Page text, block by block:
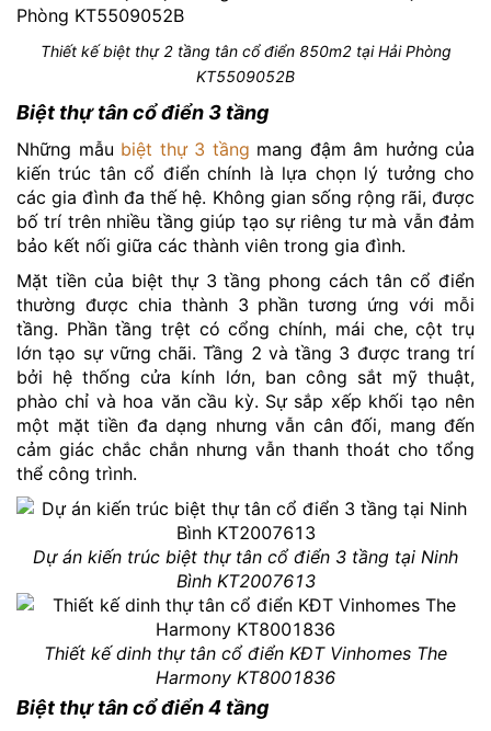
Thiết kế biệt thự 2 tầng tân cổ điển 850m2 tại Hải Phòng
KT5509052B
Biệt thự tân cổ điển 3 tầng
Những mẫu biệt thự 3 tầng mang đậm âm hưởng của
kiến trúc tân cổ điển chính là lựa chọn lý tưởng cho
các gia đình đa thế hệ. Không gian sống rộng rãi, được
bố trí trên nhiều tầng giúp tạo sự riêng tư mà vẫn đảm
bảo kết nối giữa các thành viên trong gia đình.
Mặt tiền của biệt thự 3 tầng phong cách tân cổ điển
thường được chia thành 3 phần tương ứng với mỗi
tầng. Phần tầng trệt có cổng chính, mái che, cột trụ
lớn tạo sự vững chãi. Tầng 2 và tầng 3 được trang trí
bởi hệ thống cửa kính lớn, ban công sắt mỹ thuật,
phào chỉ và hoa văn cầu kỳ. Sự sắp xếp khối tạo nên
một mặt tiền đa dạng nhưng vẫn cân đối, mang đến
cảm giác chắc chắn nhưng vẫn thanh thoát cho tổng
thể công trình.
Dự án kiến trúc biệt thự tân cổ điển 3 tầng tại Ninh
Bình KT2007613
Thiết kế dinh thự tân cổ điển KĐT Vinhomes The
Harmony KT8001836
Biệt thự tân cổ điển 4 tầng